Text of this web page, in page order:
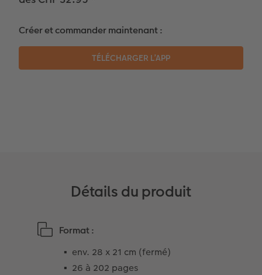
Coffeetable Book «Art Collection»
Multi-déco
Carte cadeau CEWE
Créer et commander maintenant :
Détails du produit
Format :
env. 28 x 21 cm (fermé)
26 à 202 pages